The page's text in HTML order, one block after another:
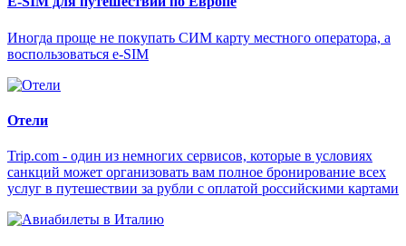
Иногда проще не покупать СИМ карту местного оператора, а
воспользоваться e-SIM
Отели
Trip.com - один из немногих сервисов, которые в условиях
санкций может организовать вам полное бронирование всех
услуг в путешествии за рубли с оплатой российскими картами